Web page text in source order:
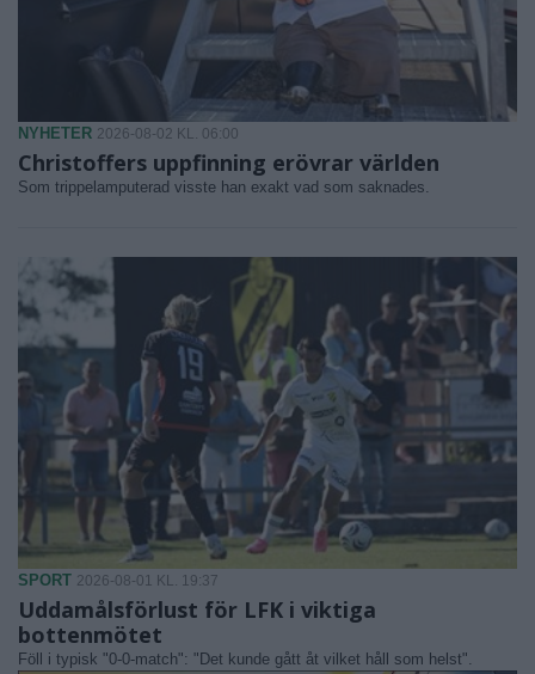
NYHETER 2026-08-02 KL. 06:00
Christoffers uppfinning erövrar världen
Som trippelamputerad visste han exakt vad som saknades.
SPORT 2026-08-01 KL. 19:37
Uddamålsförlust för LFK i viktiga
bottenmötet
Föll i typisk "0-0-match": "Det kunde gått åt vilket håll som helst".